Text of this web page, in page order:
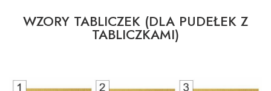
WZORY TABLICZEK (DLA PUDEŁEK Z
TABLICZKAMI)